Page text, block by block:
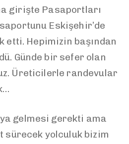
girişte Pasaportları
Eskişehir’de
etti. Hepimizin başından
Günde bir sefer olan
Üreticilerle randevular
gelmesi gerekti ama
sürecek yolculuk bizim